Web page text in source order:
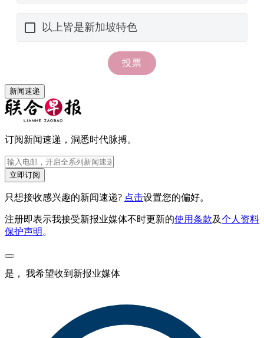
新闻速递
订阅新闻速递，洞悉时代脉搏。
立即订阅
只想接收感兴趣的新闻速递? 点击设置您的偏好。
注册即表示我接受新报业媒体不时更新的使用条款及个人资料
保护声明 。
是， 我希望收到新报业媒体